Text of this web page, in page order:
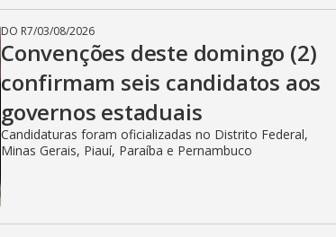
DO R7/03/08/2026
Convenções deste domingo (2)
confirmam seis candidatos aos
governos estaduais
Candidaturas foram oficializadas no Distrito Federal,
Minas Gerais, Piauí, Paraíba e Pernambuco